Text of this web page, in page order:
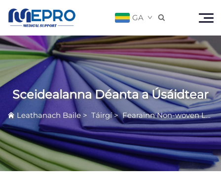
GA 
Sceidealanna Déanta a Úsáidtear
Leathanach Baile > Táirgí>Fearainn Non-woven Leighis